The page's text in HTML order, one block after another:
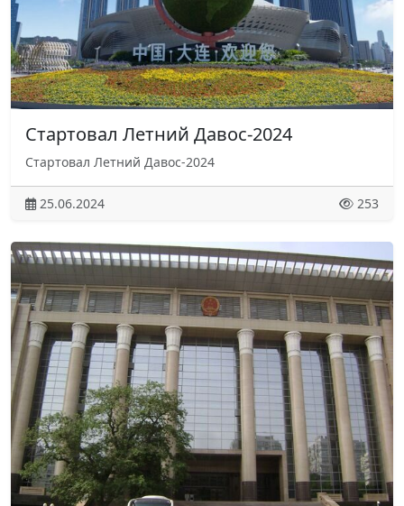
Стартовал Летний Давос-2024
Стартовал Летний Давос-2024
25.06.2024 253